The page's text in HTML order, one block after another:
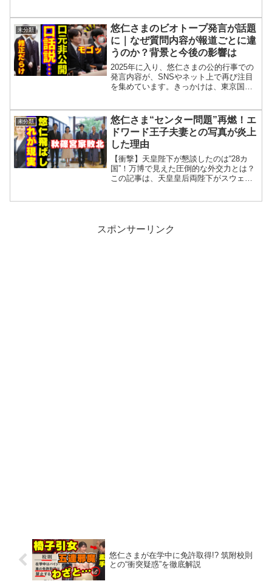
そして愛子さまも一緒に沖縄へ行かれま
したが愛子さまが沖縄を訪...
未分類
悠仁さまのビオトープ発言が話題
に｜なぜ質問内容が報道ごとに違
うのか？背景と今後の影響は
2025年に入り、悠仁さまの公的行事での
発言内容が、SNSやネット上で再び注目
を集めています。きっかけは、東京国立
とのやり取りです。検索ユーザーの多く
は、次のような疑問...
未分類
悠仁さま“センター問題”再燃！エ
ドワード王子夫妻との写真が炎上
した理由
【衝撃】天皇陛下が懇談したのは“28カ
国”！万博で見えた圧倒的な外交力とは？
この記事は、天皇皇后両陛下がスウェー
スポンサーリンク
悠仁さまが在学中に免許取得!? 筑附校則
との“衝突疑惑”を徹底解説